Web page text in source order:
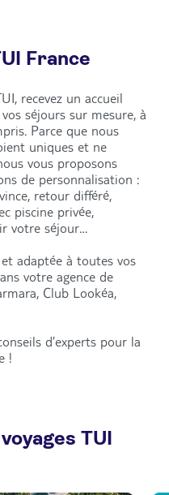
France
recevez un accueil
séjours sur mesure, à
Parce que nous
uniques et ne
vous proposons
de personnalisation :
retour différé,
piscine privée,
votre séjour…
adaptée à toutes vos
votre agence de
Club Lookéa,
d’experts pour la
!
TUI